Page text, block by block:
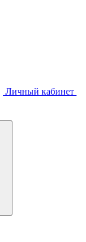
Личный кабинет